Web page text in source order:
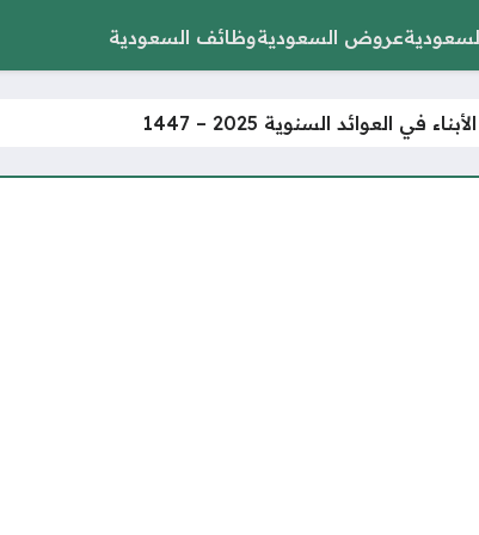
عروض السعوديةوظائف السعودية
في العوائد السنوية 2025 – 1447